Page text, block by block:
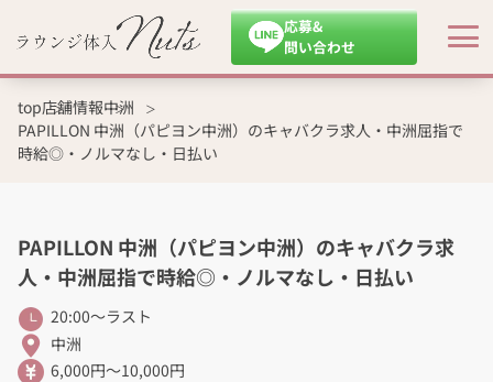
応募&
問い合わせ
top店舗情報中洲
PAPILLON 中洲（パピヨン中洲）のキャバクラ求人・中洲屈指で
時給◎・ノルマなし・日払い
PAPILLON 中洲（パピヨン中洲）のキャバクラ求
人・中洲屈指で時給◎・ノルマなし・日払い
20:00～ラスト
中洲
6,000円～10,000円